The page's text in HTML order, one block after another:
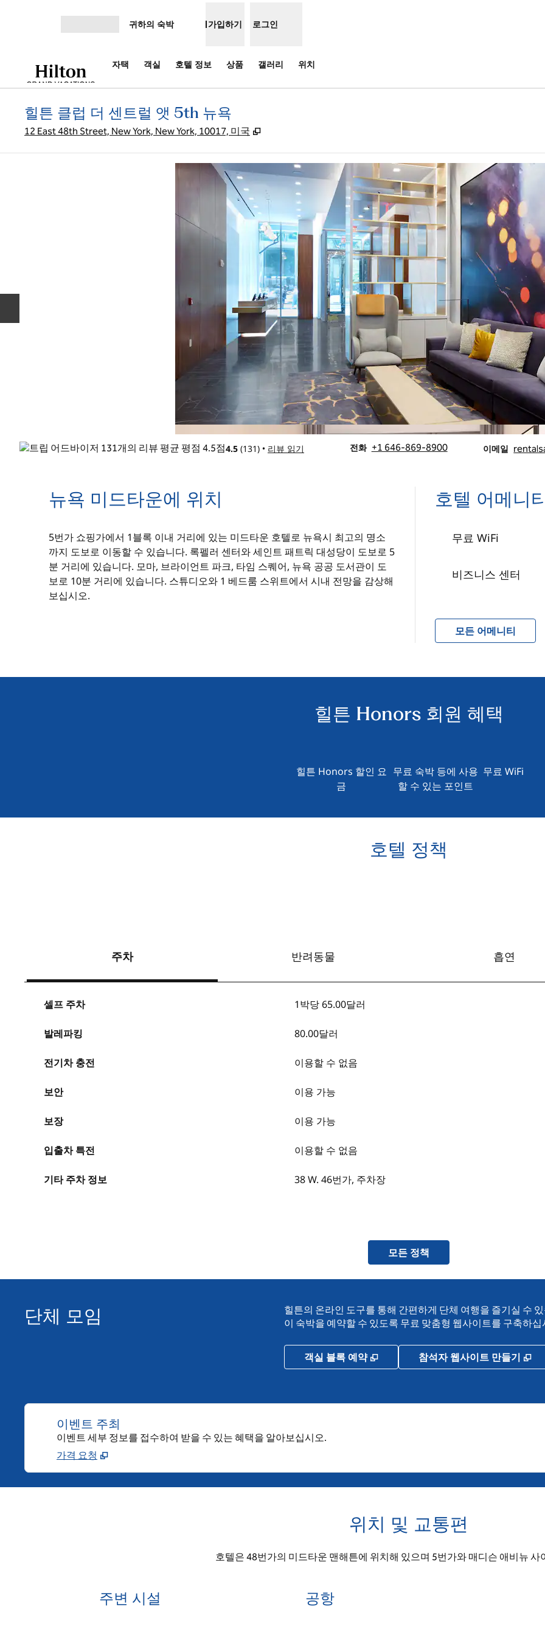
귀하의 숙박 가입하기 로그인
자택 객실 호텔 정보 상품 갤러리 위치
힐튼 클럽 더 센트럴 앳 5th 뉴욕
12 East 48th Street, New York, New York, 10017, 미국 ,
4.5 (131) • 리뷰 읽기 전화
전화 +1 646-869-8900 이메일
Email
뉴욕 미드타운에 위치
5번가 쇼핑가에서 1블록 이내 거리에 있는 미드타운 호텔로 뉴욕시 최고의 명소
까지 도보로 이동할 수 있습니다. 록펠러 센터와 세인트 패트릭 대성당이 도보로 5
분 거리에 있습니다. 모마, 브라이언트 파크, 타임 스퀘어, 뉴욕 공공 도서관이 도
보로 10분 거리에 있습니다. 스튜디오와 1 베드룸 스위트에서 시내 전망을 감상해
보십시오.
호텔 어메니
무료 WiFi
비즈니스 센터
모든 어메니티
힐튼 Honors 회원 혜택
힐튼 Honors 할인 요
금
무료 숙박 등에 사용
할 수 있는 포인트
무료 WiFi
호텔 정책
주차 반려동물 흡연
셀프 주차 1박당 65.00달러
발레파킹 80.00달러
전기차 충전 이용할 수 없음
보안 이용 가능
보장 이용 가능
입출차 특전 이용할 수 없음
기타 주차 정보 38 W. 46번가, 주차장
모든 정책
단체 모임
힐튼의 온라인 도구를 통해 간편하게 단체 여행을 즐기실 수
이 숙박을 예약할 수 있도록 무료 맞춤형 웹사이트를 구축하십
객실 블록 예약 , 새 탭 열림참석자 웹사이트 만들기 ,
이벤트 주최
이벤트 세부 정보를 접수하여 받을 수 있는 혜택을 알아보십시오.
가격 요청
위치 및 교통편
호텔은 48번가의 미드타운 맨해튼에 위치해 있으며 5번가와 매디슨 애비뉴 사
주변 시설 공항